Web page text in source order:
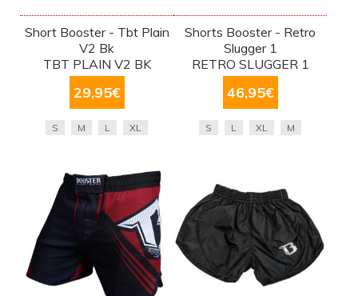
Short Booster - Tbt Plain
V2 Bk
TBT PLAIN V2 BK
29,95€
S M L XL
Shorts Booster - Retro
Slugger 1
RETRO SLUGGER 1
46,95€
S L XL M